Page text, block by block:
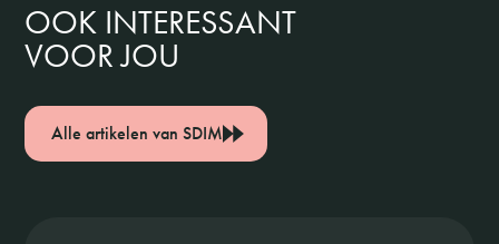
OOK INTERESSANT
VOOR JOU
Alle artikelen van SDIM